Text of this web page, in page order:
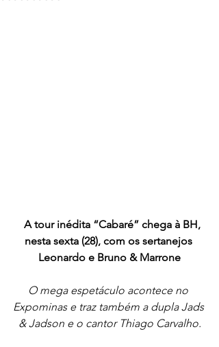
nesta sexta (28), com os sertanejos
Leonardo e Bruno & Marrone
O mega espetáculo acontece no
Expominas e traz também a dupla Jads
& Jadson e o cantor Thiago Carvalho.